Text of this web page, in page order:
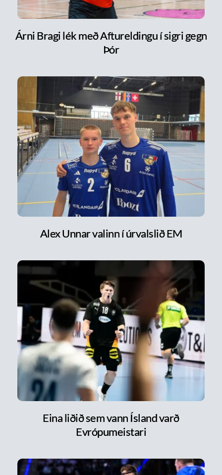
Árni Bragi lék með Aftureldingu í sigri gegn
Þór
Alex Unnar valinn í úrvalslið EM
Eina liðið sem vann Ísland varð
Evrópumeistari